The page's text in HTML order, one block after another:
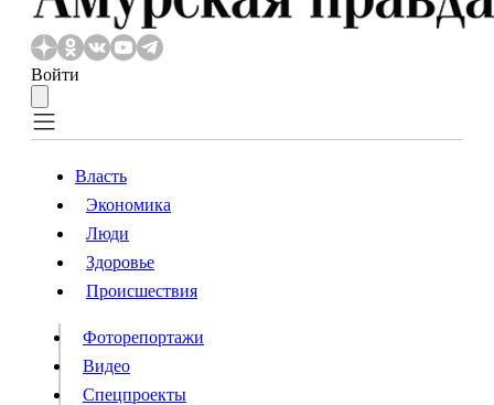
Войти
Власть
Происшествия
Видео
Конкурсы
Власть
Экономика
Люди
Здоровье
Происшествия
Фоторепортажи
Видео
Спецпроекты